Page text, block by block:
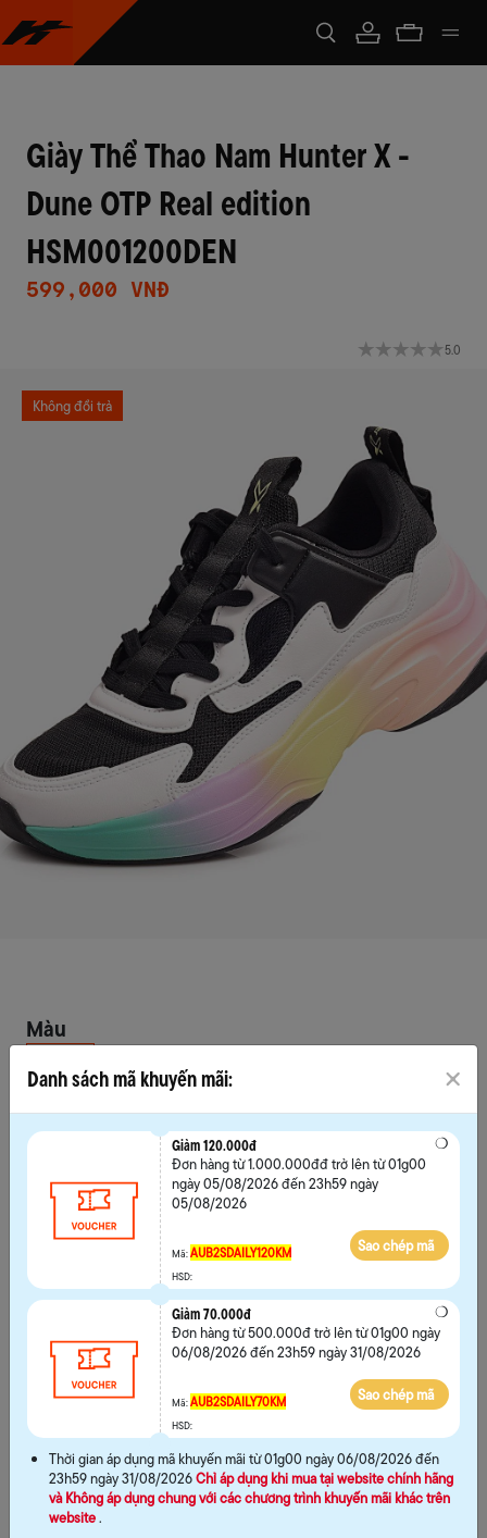
Giày Thể Thao Nam Hunter X -
Dune OTP Real edition
HSM001200DEN
599,000 VNĐ
5.0
Không đổi trả
Màu
Chọn size
Hướng dẫn chọn size
40 41
42
43
44
MUA NGAY
THÊM VÀO GIỎ
Danh sách mã khuyến mãi:
Giảm 120.000đ
Đơn hàng từ 1.000.000đđ trở lên từ 01g00
ngày 05/08/2026 đến 23h59 ngày
05/08/2026
Mã:AUB2SDAILY120KM Sao chép mã
HSD:
Giảm 70.000đ
Đơn hàng từ 500.000đ trở lên từ 01g00 ngày
06/08/2026 đến 23h59 ngày 31/08/2026
Mã:AUB2SDAILY70KM Sao chép mã
HSD:
Thời gian áp dụng mã khuyến mãi từ 01g00 ngày 06/08/2026 đến
23h59 ngày 31/08/2026Chỉ áp dụng khi mua tại website chính hãng
và Không áp dụng chung với các chương trình khuyến mãi khác trên
website.